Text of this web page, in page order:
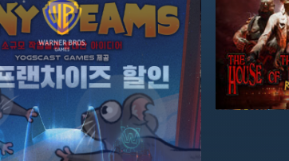
-95% $49.99 $2.49
-20% $69.99 $55.99